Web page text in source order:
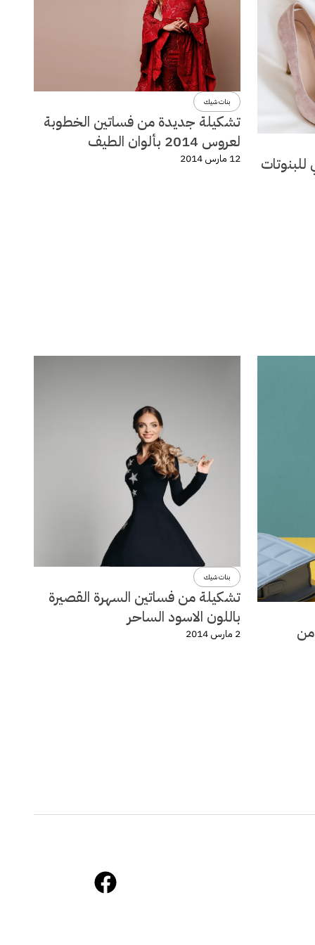
بنات شيك
تشكيلة جديدة من فساتين الخطوبة
لعروس 2014 بألوان الطيف
12 مارس 2014
وصيف 2014 من
بنات شيك
تشكيلة من فساتين السهرة القصيرة
باللون الاسود الساحر
2 مارس 2014